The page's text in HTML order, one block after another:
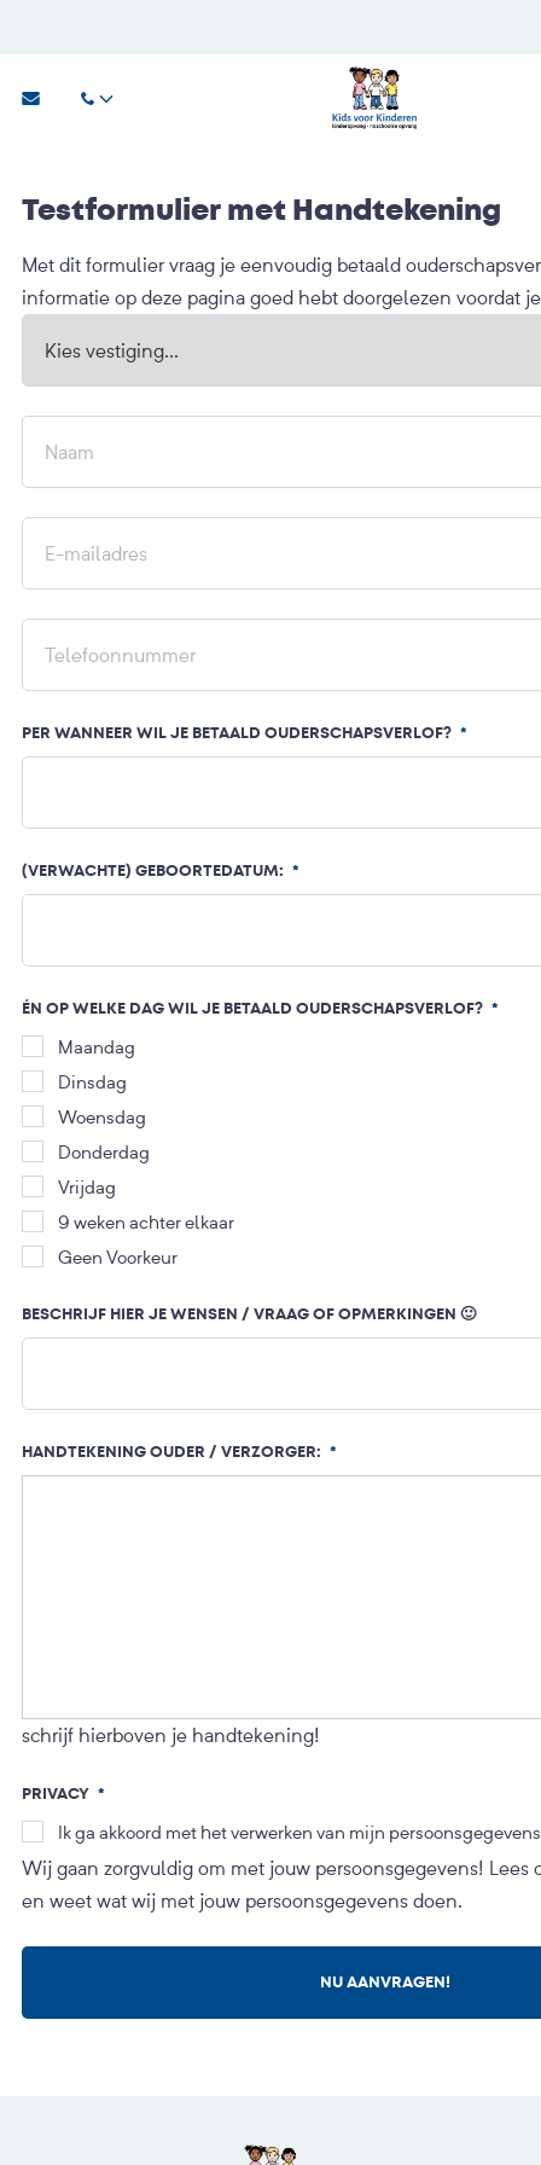
Testformulier met Handtekening
Met dit formulier vraag je eenvoudig betaald
informatie op deze pagina goed hebt doorgelezen voordat
PER WANNEER WIL JE BETAALD OUDERSCHAPSVERLOF? *
(VERWACHTE) GEBOORTEDATUM: *
ÉN OP WELKE DAG WIL JE BETAALD OUDERSCHAPSVERLOF? *
Maandag
Dinsdag
Woensdag
Donderdag
Vrijdag
9 weken achter elkaar
Geen Voorkeur
BESCHRIJF HIER JE WENSEN / VRAAG OF OPMERKINGEN 🙂
HANDTEKENING OUDER / VERZORGER: *
schrijf hierboven je handtekening!
PRIVACY *
Ik ga akkoord met het verwerken van mijn
Wij gaan zorgvuldig om met jouw persoonsgegevens! Lees
en weet wat wij met jouw persoonsgegevens doen.
NU AANVRAGEN!